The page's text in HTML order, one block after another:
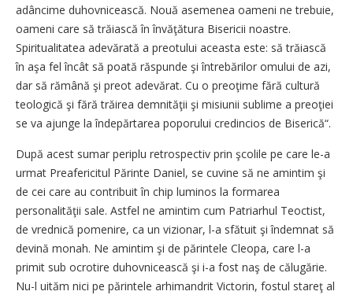
adâncime duhovnicească. Nouă asemenea oameni ne trebuie,
oameni care să trăiască în învăţătura Bisericii noastre.
Spiritualitatea adevărată a preotului aceasta este: să trăiască
în aşa fel încât să poată răspunde şi întrebărilor omului de azi,
dar să rămână şi preot adevărat. Cu o preoţime fără cultură
teologică şi fără trăirea demnităţii şi misiunii sublime a preoţiei
se va ajunge la îndepărtarea poporului credincios de Biserică“.
După acest sumar periplu retrospectiv prin şcolile pe care le-a
urmat Preafericitul Părinte Daniel, se cuvine să ne amintim şi
de cei care au contribuit în chip luminos la formarea
personalităţii sale. Astfel ne amintim cum Patriarhul Teoctist,
de vrednică pomenire, ca un vizionar, l-a sfătuit şi îndemnat să
devină monah. Ne amintim şi de părintele Cleopa, care l-a
primit sub ocrotire duhovnicească şi i-a fost naş de călugărie.
Nu-l uităm nici pe părintele arhimandrit Victorin, fostul stareţ al